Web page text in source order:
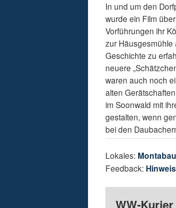
In und um den
wurde ein Film
Vorführungen ihr
zur
Geschichte zu
neuere
waren auch noch
alten
im Soonwald mit
gestalten, wenn
bei den
Lokales:
Feedback:
WW-